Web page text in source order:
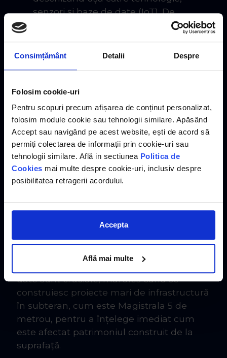
Consimțământ Detalii Despre
Folosim cookie-uri
Pentru scopuri precum afișarea de conținut personalizat,
folosim module cookie sau tehnologii similare. Apăsând
Accept sau navigând pe acest website, ești de acord să
permiți colectarea de informații prin cookie-uri sau
tehnologii similare. Află in sectiunea Politica de
Cookies mai multe despre cookie-uri, inclusiv despre
posibilitatea retragerii acordului.
Accepta
Află mai multe
senzori și baze de date (IoT). De
asemenea, impune obligativitatea
anumite categorii de construcții (CC2 și
Sateliții ne măsoară
orașul (Tehnologia InSAR)
Unul dintre cele mai fascinante momente
ale discuției a fost despre modul în care
Sixense folosește tehnologia spațială. Au
investit în studii satelitare pe București,
satelit pentru a măsura deformația
suprafeței terestre.
Prin intermediul sateliților și imaginilor
radar (SAR) de înaltă rezoluție, ei pot
date sunt cruciale, mai ales când se
construiesc proiecte mari de infrastructură
în subteran, cum este Magistrala 5 de
metrou, pentru a înțelege imediat cum
este afectat patrimoniul construit de la
suprafață.